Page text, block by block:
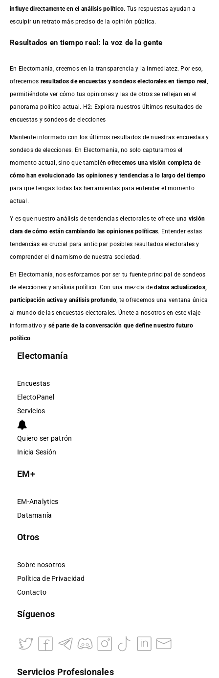
influye directamente en el análisis político. Tus respuestas ayudan a
esculpir un retrato más preciso de la opinión pública.
Resultados en tiempo real: la voz de la gente
En Electomanía, creemos en la transparencia y la inmediatez. Por eso,
ofrecemos resultados deencuestas y sondeos electorales en tiempo real
permitiéndote ver cómo tus opiniones y las de otros se reflejan en el
panorama político actual. H2: Explora nuestros últimos resultados de
encuestas y sondeos de elecciones
Mantente informado con los últimos resultados de nuestras encuestasy
sondeos de elecciones. En Electomania, no solo capturamos el
momento actual, sino que tambiénofrecemos una visión completa de
cómo han evolucionado las opiniones y tendencias a lo largo del tiempo
para que tengas todas las herramientas para entender el momento
actual.
Y es que nuestro análisis de tendencias electorales te ofrece una visión
clara de cómo están cambiando las opiniones políticas. Entender estas
tendencias es crucial para anticipar posibles resultados electorales y
comprender el dinamismo de nuestra sociedad.
En Electomanía, nos esforzamos por ser tu fuente principal de sondeos
de elecciones y análisis político. Con una mezcla dedatos actualizados,
participación activa y análisis profundo , te ofrecemos una ventana única
al mundo de las encuestas electorales. Únete a nosotros en este viaje
informativo y sé parte de la conversación que define nuestro futuro
político.
Electomanía
Encuestas
ElectoPanel
Servicios
Quiero ser patrón
Inicia Sesión
EM+
EM-Analytics
Datamanía
Otros
Sobre nosotros
Política de Privacidad
Contacto
Síguenos
Servicios Profesionales